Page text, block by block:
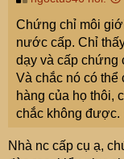
bên môi giới chính
thuận. Nhưng vẫn
giao dịch của
Em cứ bốc phét
tìm cách khác ạ
Chứng chỉ môi
nước cấp. Chỉ
dạy và cấp chứng
Và chắc nó có
hàng của họ thôi,
chắc không được.
Nhà nc cấp cụ ạ,